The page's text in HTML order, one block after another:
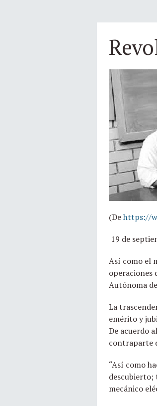
(Dehttps://
19 de
Así como el
operaciones
Autónoma
La
emérito y
De acuerdo
contraparte
“Así como
descubierto;
mecánico